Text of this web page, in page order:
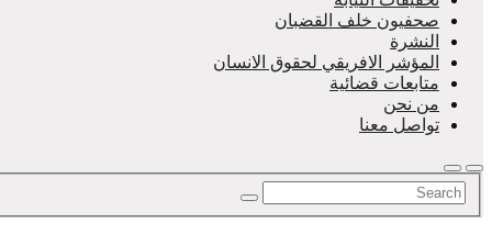
الرأي
صحفيون خلف القضبان
النشرة
المؤشر الافريقي لحقوق الانسان
متابعات قضائية
من نحن
تواصل معنا